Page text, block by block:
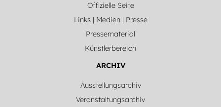
Offizielle Seite
Links | Medien | Presse
Pressematerial
Künstlerbereich
ARCHIV
Ausstellungsarchiv
Veranstaltungsarchiv